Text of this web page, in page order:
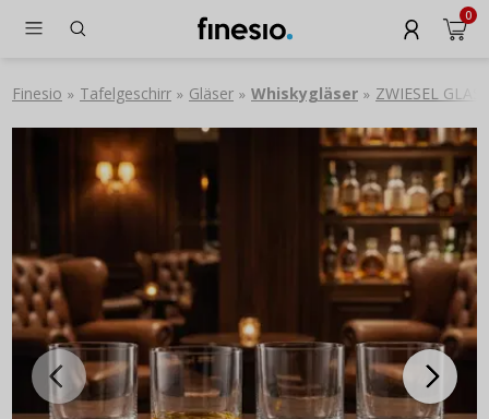
0
Finesio » Tafelgeschirr » Gläser » Whiskygläser » ZWIESEL